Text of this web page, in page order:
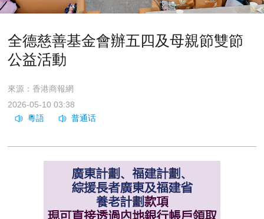
全德慈善基金會辦五四及母親節雙節
公益活動
來源：香港商報網
2026-05-10 03:38